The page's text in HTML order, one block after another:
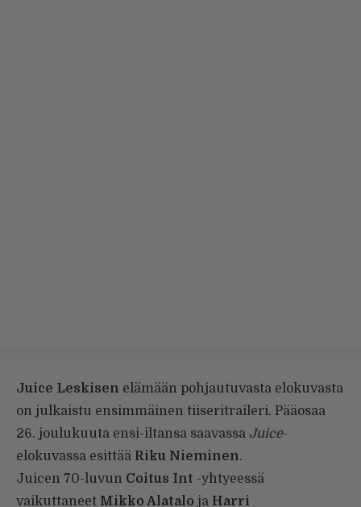
Juice Leskisen elämään pohjautuvasta elokuvasta
on julkaistu ensimmäinen tiiseritraileri. Pääosaa
26. joulukuuta ensi-iltansa saavassa Juice-
elokuvassa esittää Riku Nieminen.
Juicen 70-luvun Coitus Int -yhtyeessä
vaikuttaneet Mikko Alatalo ja Harri